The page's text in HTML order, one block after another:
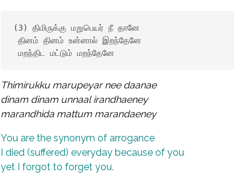
(3) திமிருக்கு மறுபெயர் நீ தானே
தினம் தினம் உன்னால் இறந்தேனே
மறந்திட மட்டும் மறந்தேனே
Thimirukku marupeyar nee daanae
dinam dinam unnaal irandhaeney
marandhida mattum marandaeney
You are the synonym of arrogance
I died (suffered) everyday because of you
yet I forgot to forget you.